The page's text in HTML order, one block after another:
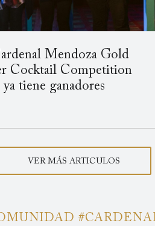
Mendoza Gold
Cocktail Competition
ya tiene ganadores
VER MÁS ARTICULOS